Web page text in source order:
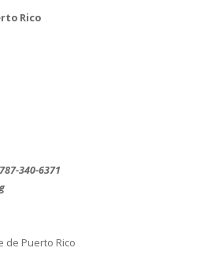
Rico
787-340-6371
de Puerto Rico